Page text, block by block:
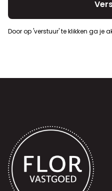
Door op 'verstuur' te klikken ga je